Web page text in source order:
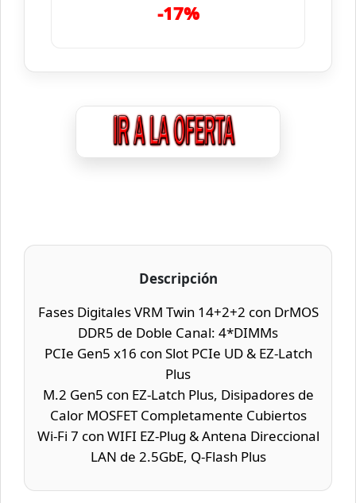
-17%
Descripción
Fases Digitales VRM Twin 14+2+2 con DrMOS
DDR5 de Doble Canal: 4*DIMMs
PCIe Gen5 x16 con Slot PCIe UD & EZ-Latch
Plus
M.2 Gen5 con EZ-Latch Plus, Disipadores de
Calor MOSFET Completamente Cubiertos
Wi-Fi 7 con WIFI EZ-Plug & Antena Direccional
LAN de 2.5GbE, Q-Flash Plus